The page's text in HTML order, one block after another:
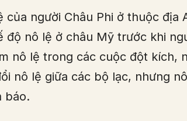
của người Châu Phi ở thuộc địa
độ nô lệ ở châu Mỹ trước khi
nô lệ trong các cuộc đột kích,
nô lệ giữa các bộ lạc, nhưng
báo.